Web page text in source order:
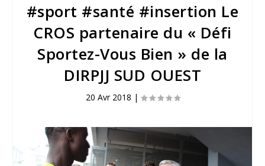
#sport #santé #insertion Le
CROS partenaire du « Défi
Sportez-Vous Bien » de la
DIRPJJ SUD OUEST
20 Avr 2018 |